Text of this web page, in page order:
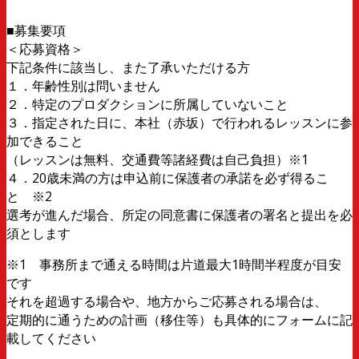
■募集要項
＜応募資格＞
下記条件に該当し、また了承いただける方
１．年齢性別は問いません
２．特定のプロダクションに所属していないこと
３．指定された日に、本社（赤坂）で行われるレッスンに参
加できること
（レッスンは無料、交通費等諸経費は自己負担）※1
４．20歳未満の方は申込前に保護者の承諾を必ず得るこ
と ※2
選考が進んだ場合、所定の同意書に保護者の署名と提出を必
須とします
※1 事務所まで通える時間は片道最大1時間半程度が目安
です
それを超過する場合や、地方からご応募される場合は、
定期的に通うための計画（移住等）も具体的にフォームに記
載してください